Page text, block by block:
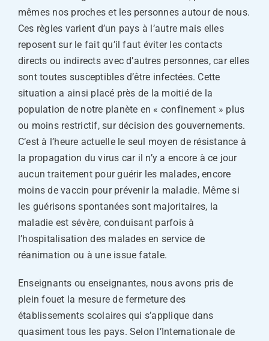
mêmes nos proches et les personnes autour de nous.
Ces règles varient d’un pays à l’autre mais elles
reposent sur le fait qu’il faut éviter les contacts
directs ou indirects avec d’autres personnes, car elles
sont toutes susceptibles d’être infectées. Cette
situation a ainsi placé près de la moitié de la
population de notre planète en « confinement » plus
ou moins restrictif, sur décision des gouvernements.
C’est à l’heure actuelle le seul moyen de résistance à
la propagation du virus car il n’y a encore à ce jour
aucun traitement pour guérir les malades, encore
moins de vaccin pour prévenir la maladie. Même si
les guérisons spontanées sont majoritaires, la
maladie est sévère, conduisant parfois à
l’hospitalisation des malades en service de
réanimation ou à une issue fatale.
Enseignants ou enseignantes, nous avons pris de
plein fouet la mesure de fermeture des
établissements scolaires qui s’applique dans
quasiment tous les pays. Selon l’Internationale de